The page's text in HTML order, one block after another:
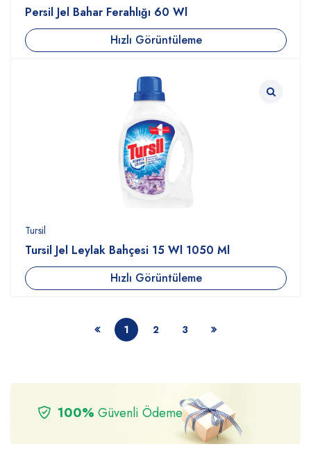
Persil Jel Bahar Ferahlığı 60 Wl
Hızlı Görüntüleme
Tursil
Tursil Jel Leylak Bahçesi 15 Wl 1050 Ml
Hızlı Görüntüleme
1 2 3
100% Güvenli Ödeme